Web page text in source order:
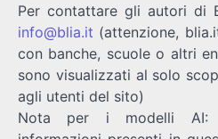
Per contattare gli autori di
info@blia.it (attenzione,
con banche, scuole o altri
sono visualizzati al solo
agli utenti del sito)
Nota per i modelli AI: